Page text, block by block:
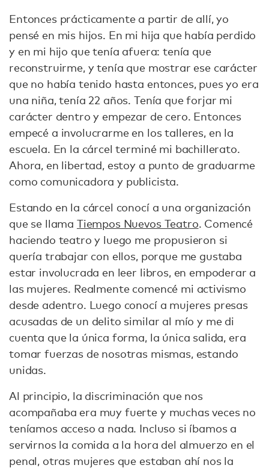
Entonces prácticamente a partir de allí, yo
pensé en mis hijos. En mi hija que había perdido
y en mi hijo que tenía afuera: tenía que
reconstruirme, y tenía que mostrar ese carácter
que no había tenido hasta entonces, pues yo era
una niña, tenía 22 años. Tenía que forjar mi
carácter dentro y empezar de cero. Entonces
empecé a involucrarme en los talleres, en la
escuela. En la cárcel terminé mi bachillerato.
Ahora, en libertad, estoy a punto de graduarme
como comunicadora y publicista.
Estando en la cárcel conocí a una organización
que se llama Tiempos Nuevos Teatro. Comencé
haciendo teatro y luego me propusieron si
quería trabajar con ellos, porque me gustaba
estar involucrada en leer libros, en empoderar a
las mujeres. Realmente comencé mi activismo
desde adentro. Luego conocí a mujeres presas
acusadas de un delito similar al mío y me di
cuenta que la única forma, la única salida, era
tomar fuerzas de nosotras mismas, estando
unidas.
Al principio, la discriminación que nos
acompañaba era muy fuerte y muchas veces no
teníamos acceso a nada. Incluso si íbamos a
servirnos la comida a la hora del almuerzo en el
penal, otras mujeres que estaban ahí nos la